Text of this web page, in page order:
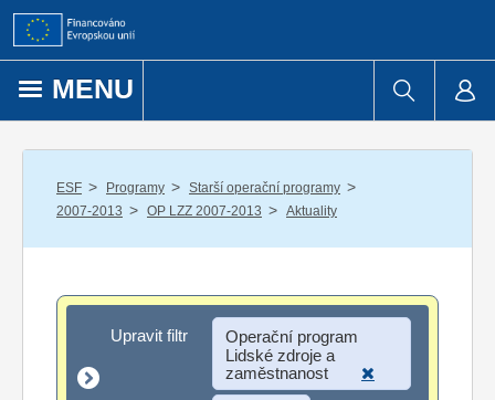
Přejít k obsahu
MENU
ESF / Programy / Starší operační programy /
2007-2013 / OP LZZ 2007-2013 / Aktuality
Upravit filtr
Upravit filtr
Operační program
Lidské zdroje a
zaměstnanost